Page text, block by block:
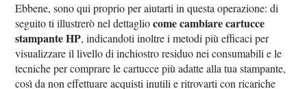
Ebbene, sono qui proprio per aiutarti in questa operazione: di
seguito ti illustrerò nel dettagliocome cambiare cartucce
stampante HP, indicandoti inoltre i metodi più efficaci per
visualizzare il livello di inchiostro residuo nei consumabili e le
tecniche per comprare le cartucce più adatte alla tua stampante,
così da non effettuare acquisti inutili e ritrovarti con ricariche